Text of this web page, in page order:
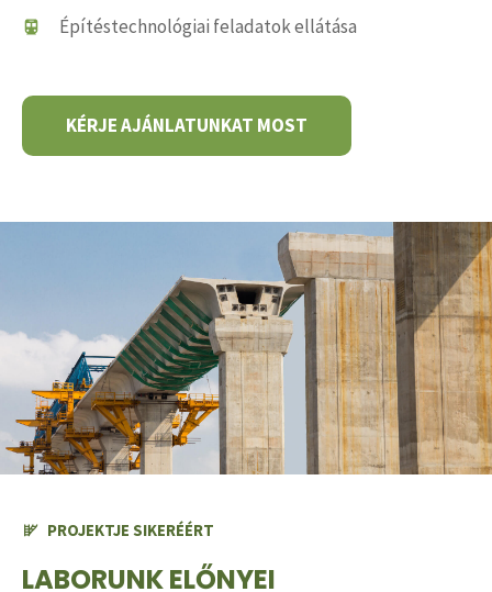
Építéstechnológiai feladatok ellátása
KÉRJE AJÁNLATUNKAT MOST
PROJEKTJE SIKERÉÉRT
LABORUNK ELŐNYEI